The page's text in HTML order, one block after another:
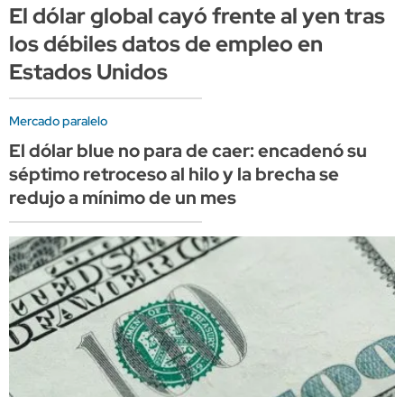
El dólar global cayó frente al yen tras
los débiles datos de empleo en
Estados Unidos
Mercado paralelo
El dólar blue no para de caer: encadenó su
séptimo retroceso al hilo y la brecha se
redujo a mínimo de un mes